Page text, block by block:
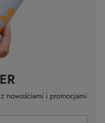
nowościami i promocjami